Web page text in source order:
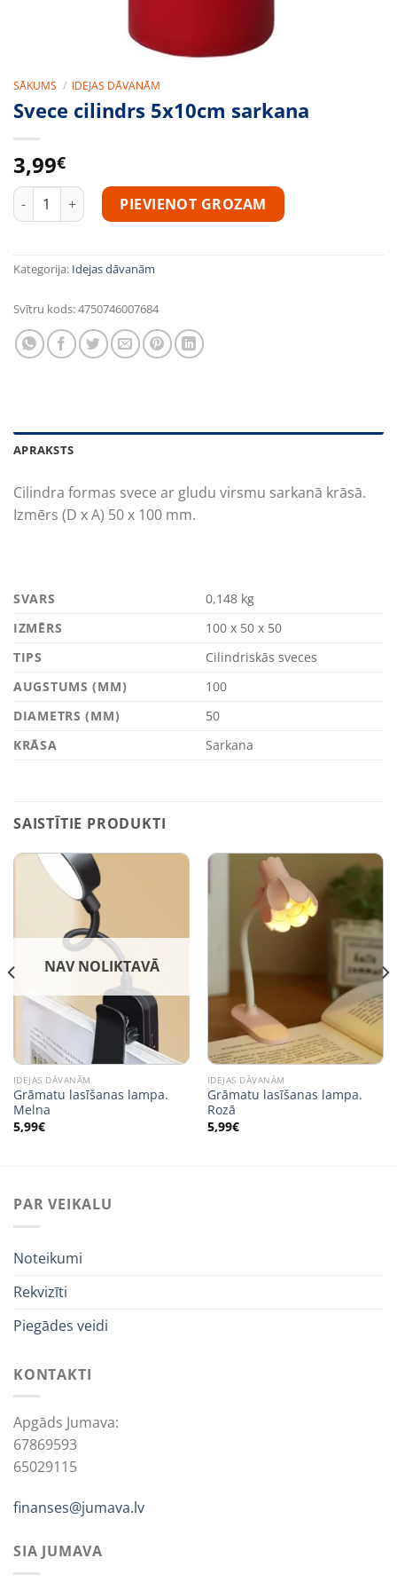
SĀKUMS / IDEJAS DĀVANĀM
Svece cilindrs 5x10cm sarkana
3,99€
Svece cilindrs 5x10cm sarkana daudzums
PIEVIENOT GROZAM
Kategorija: Idejas dāvanām
Svītru kods:4750746007684
APRAKSTS
Cilindra formas svece ar gludu virsmu sarkanā krāsā.
Izmērs (D x A) 50 x 100 mm.
SVARS
0,148 kg
IZMĒRS
100 x 50 x 50
TIPS
Cilindriskās sveces
AUGSTUMS (MM)
100
DIAMETRS (MM)
50
KRĀSA
Sarkana
SAISTĪTIE PRODUKTI
NAV NOLIKTAVĀ
IDEJAS DĀVANĀM
Grāmatu lasīšanas lampa.
Melna
5,99€
IDEJAS DĀVANĀM
Grāmatu lasīšanas lampa.
Rozā
5,99€
PAR VEIKALU
Noteikumi
Rekvizīti
Piegādes veidi
KONTAKTI
Apgāds Jumava:
67869593
65029115
finanses@jumava.lv
SIA JUMAVA